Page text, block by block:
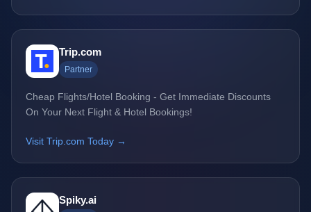
Trip.com
Partner
Cheap Flights/Hotel Booking - Get Immediate Discounts
On Your Next Flight & Hotel Bookings!
Visit Trip.com Today →
Spiky.ai